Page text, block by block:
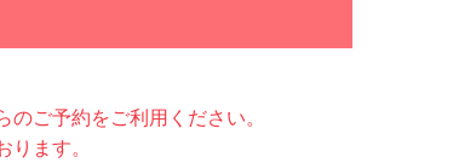
ご予約をご利用ください。
ります。